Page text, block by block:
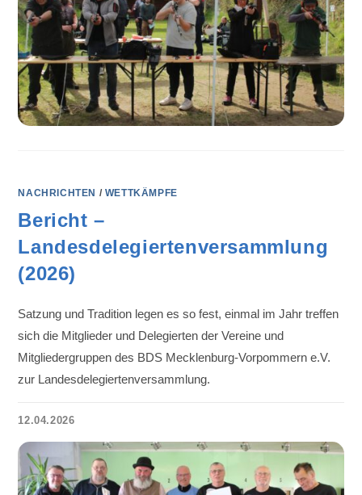
NACHRICHTEN / WETTKÄMPFE
Bericht –
Landesdelegiertenversammlung
(2026)
Satzung und Tradition legen es so fest, einmal im Jahr treffen
sich die Mitglieder und Delegierten der Vereine und
Mitgliedergruppen des BDS Mecklenburg-Vorpommern e.V.
zur Landesdelegiertenversammlung.
12.04.2026